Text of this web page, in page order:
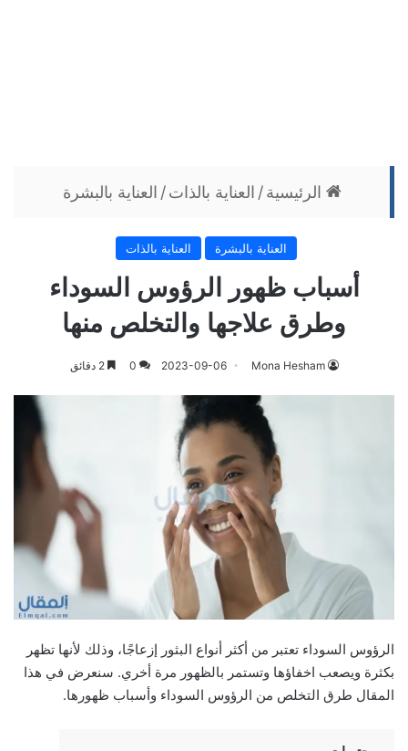
الرئيسية / العناية بالذات / العناية بالبشرة
العناية بالبشرة العناية بالذات
أسباب ظهور الرؤوس السوداء
وطرق علاجها والتخلص منها
Mona Hesham
2023-09-06
0 2 دقائق
الرؤوس السوداء تعتبر من أكثر أنواع البثور إزعاجًا، وذلك لأنها تظهر
بكثرة ويصعب اخفاؤها وتستمر بالظهور مرة أخري. سنعرض في هذا
المقال طرق التخلص من الرؤوس السوداء وأسباب ظهورها.